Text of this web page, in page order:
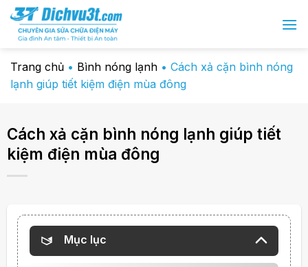
Chuyển
đến
dung
Trang chủ • Bình nóng lạnh • Cách xả cặn bình nóng
lạnh giúp tiết kiệm điện mùa đông
Cách xả cặn bình nóng lạnh giúp tiết
kiệm điện mùa đông
Mục lục